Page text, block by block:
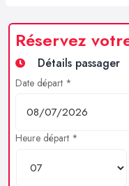
Réservez
Détails passager
Date départ *
Heure départ *